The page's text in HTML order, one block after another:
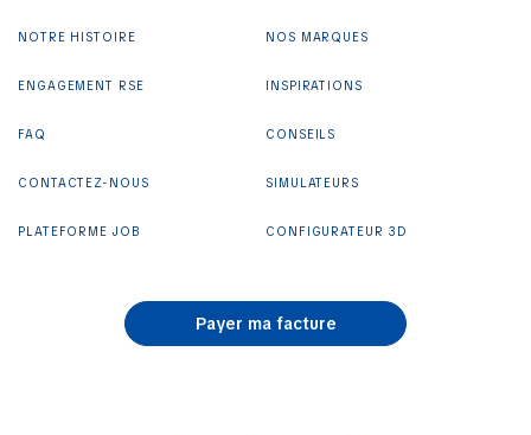
NOTRE HISTOIRE
ENGAGEMENT RSE
FAQ
CONTACTEZ-NOUS
PLATEFORME JOB
NOS MARQUES
INSPIRATIONS
CONSEILS
SIMULATEURS
CONFIGURATEUR 3D
Payer ma facture